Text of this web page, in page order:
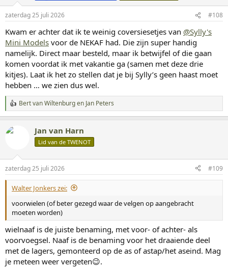
g
n
:
zaterdag 25 juli 2026 #108
Kwam er achter dat ik te weinig coversiesetjes van @Sylly's
Mini Models voor de NEKAF had. Die zijn super handig
namelijk. Direct maar besteld, maar ik betwijfel of die gaan
komen voordat ik met vakantie ga (samen met deze drie
kitjes). Laat ik het zo stellen dat je bij Sylly’s geen haast moet
hebben … we zien dus wel.
W
a
r
n
g
e
Bert van Wiltenburgen Jan Peters
Jan van Harn
Lid van de TWENOT
zaterdag 25 juli 2026 #109
Walter Jonkers zei:
voorwielen (of beter gezegd waar de velgen op aangebracht
moeten worden)
wielnaaf is de juiste benaming, met voor- of achter- als
voorvoegsel. Naaf is de benaming voor het draaiende deel
met de lagers, gemonteerd op de as of astap/het aseind. Mag
je meteen weer vergeten😉.